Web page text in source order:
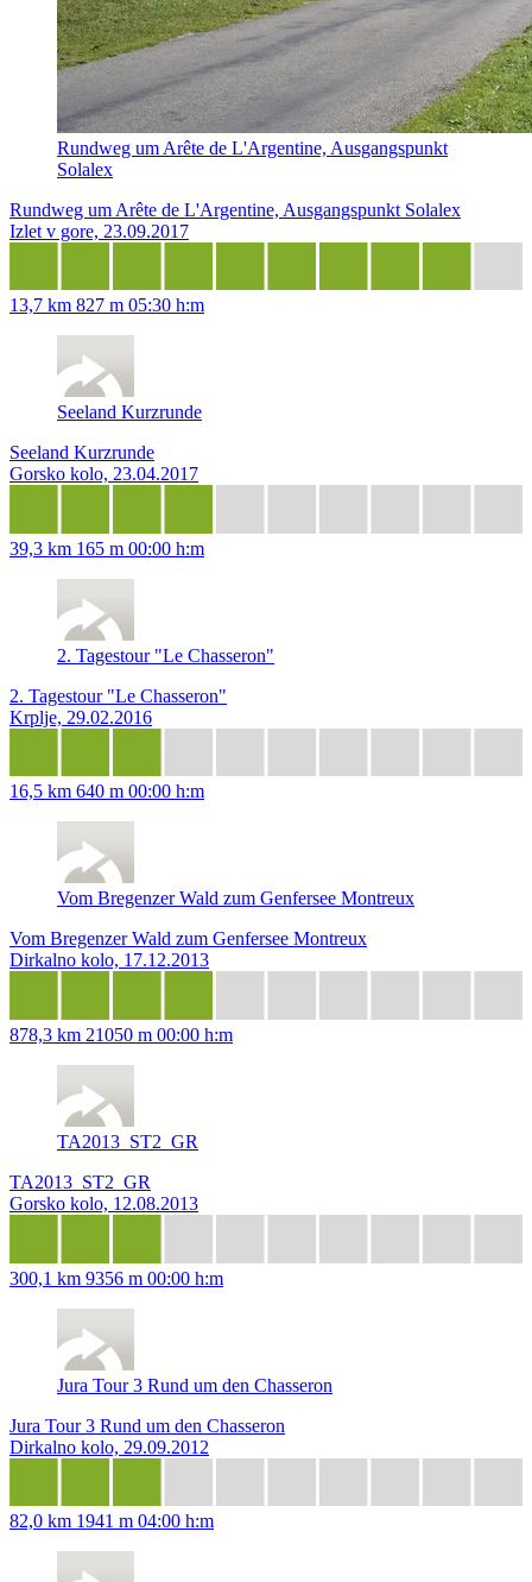
Rundweg um Arête de L'Argentine, Ausgangspunkt
Solalex
Rundweg um Arête de L'Argentine, Ausgangspunkt Solalex
Izlet v gore, 23.09.2017
13,7 km 827 m 05:30 h:m
Seeland Kurzrunde
Seeland Kurzrunde
Gorsko kolo, 23.04.2017
39,3 km 165 m 00:00 h:m
2. Tagestour "Le Chasseron"
2. Tagestour "Le Chasseron"
Krplje, 29.02.2016
16,5 km 640 m 00:00 h:m
Vom Bregenzer Wald zum Genfersee Montreux
Vom Bregenzer Wald zum Genfersee Montreux
Dirkalno kolo, 17.12.2013
878,3 km 21050 m 00:00 h:m
TA2013_ST2_GR
TA2013_ST2_GR
Gorsko kolo, 12.08.2013
300,1 km 9356 m 00:00 h:m
Jura Tour 3 Rund um den Chasseron
Jura Tour 3 Rund um den Chasseron
Dirkalno kolo, 29.09.2012
82,0 km 1941 m 04:00 h:m